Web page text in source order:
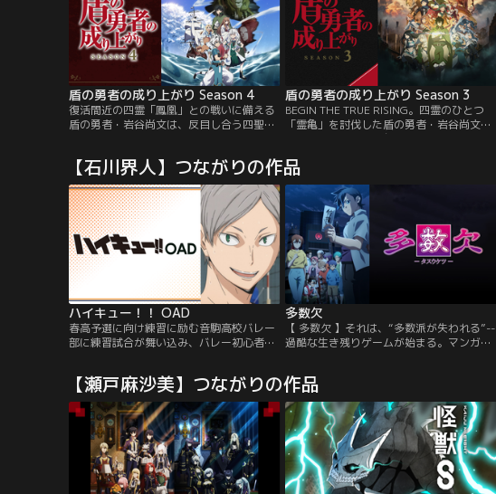
盾の勇者の成り上がり Season 4
復活間近の四霊「鳳凰」との戦いに備える
盾の勇者・岩谷尚文は、反目し合う四聖勇
が、誤解から王位を継承する意識ありと認
識され…クテンロウという国の刺客に命を
狙われてしまう。尚文はクテンロウと話を
つけるため、唯一連絡船の出ている、亜人
の国シルトヴェルトを訪れる。盾の勇者を
信仰する亜人たちに熱烈に歓迎されるが、
シルトヴェルトも一枚岩ではなく、尚文一
行を歓迎しない者もいた。そして、クテン
ロウもまた政情不安を抱え、ラフタリアが
革命の旗印に祭り上げられていく。混迷を
極める情勢の中、尚文は仲間を導く光とな
るか--。
盾の勇者の成り上がり Season 3
BEGIN THE TRUE RISING。四霊のひとつ
「霊亀」を討伐した盾の勇者・岩谷尚文
は、別の異世界で霊亀復活の元凶であるキ
る。復活間近の新たな四霊「鳳凰」との戦
いに備えようとするが、霊亀騒動で失態を
演じた三勇者は行方不明、尚文の持つ領地
も戦力に不安が残る状況だった。
【石川界人】つながりの作品
ハイキュー！！ OAD
春高予選に向け練習に励む音駒高校バレー
部に練習試合が舞い込み、バレー初心者の
多数欠
【 多数欠 】それは、“多数派が失われる”--
過酷な生き残りゲームが始まる。マンガア
TVアニメ化！
【瀬戸麻沙美】つながりの作品